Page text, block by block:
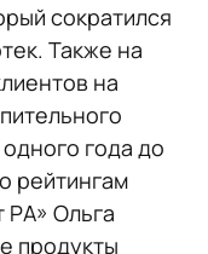
сократился
Также на
на
года до
рейтингам
РА» Ольга
продукты